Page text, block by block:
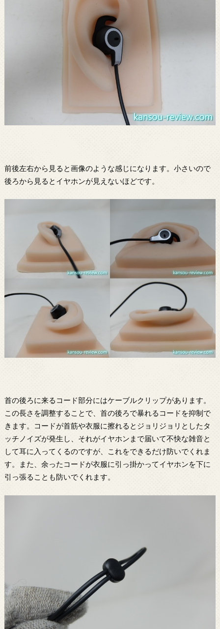
前後左右から見ると画像のような感じになります。小さいので
後ろから見るとイヤホンが見えないほどです。
首の後ろに来るコード部分にはケーブルクリップがあります。
この長さを調整することで、首の後ろで暴れるコードを抑制で
きます。コードが首筋や衣服に擦れるとジョリジョリとしたタ
ッチノイズが発生し、それがイヤホンまで届いて不快な雑音と
して耳に入ってくるのですが、これをできるだけ防いでくれま
す。また、余ったコードが衣服に引っ掛かってイヤホンを下に
引っ張ることも防いでくれます。